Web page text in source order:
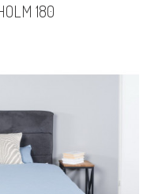
180